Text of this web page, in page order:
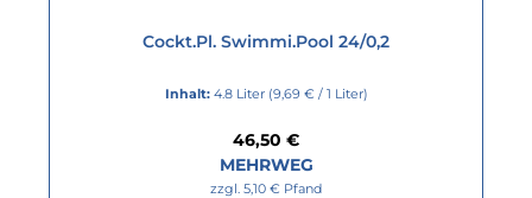
Cockt.Pl. Swimmi.Pool 24/0,2
Inhalt: 4.8 Liter (9,69 € / 1 Liter)
Regulärer Preis:
46,50 €
MEHRWEG
zzgl. 5,10 € Pfand